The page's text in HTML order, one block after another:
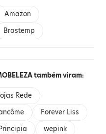
Amazon
Brastemp
também viram:
Rede
Forever Liss
wepink